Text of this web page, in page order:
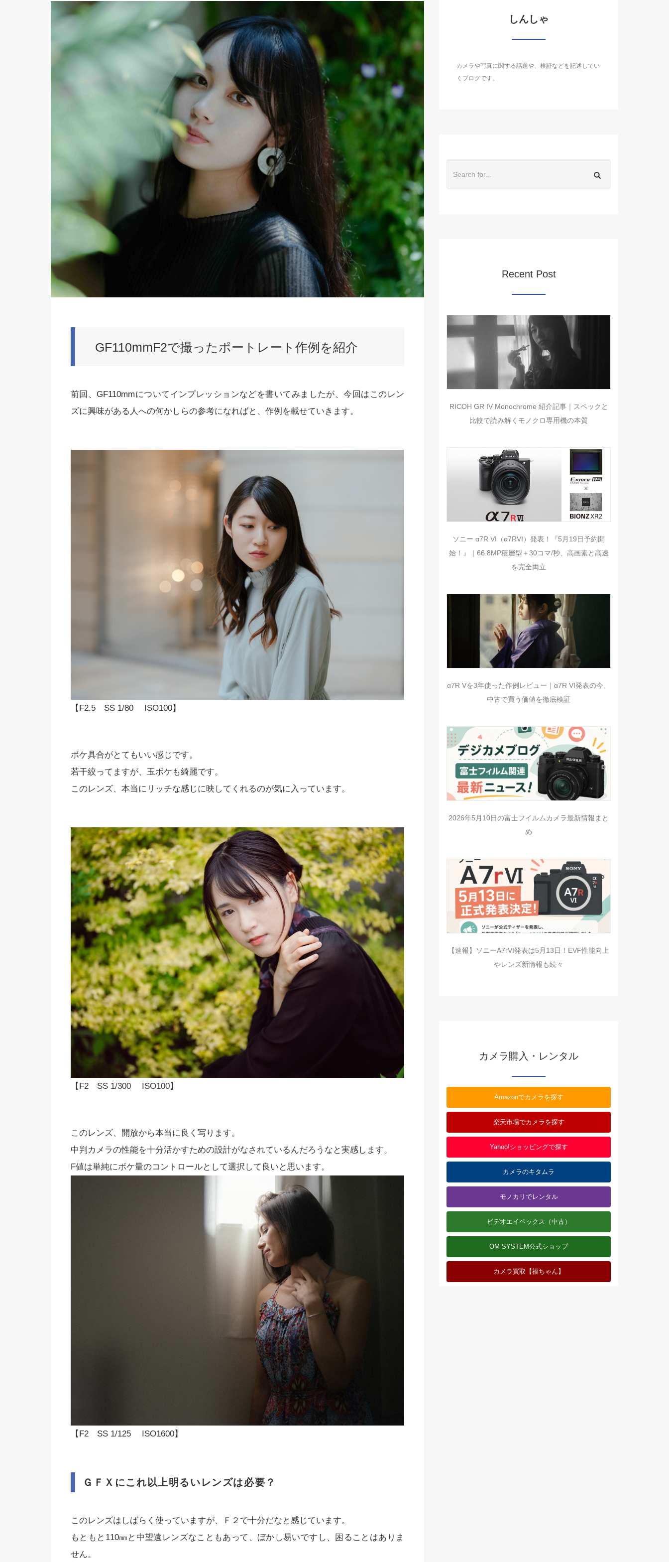
GF110mmF2で撮ったポートレート作例を紹介
前回、GF110mmについてインプレッションなどを書いてみましたが、今回はこのレン
ズに興味がある人への何かしらの参考になればと、作例を載せていきます。
【F2.5 SS 1/80 ISO100】
ボケ具合がとてもいい感じです。
若干絞ってますが、玉ボケも綺麗です。
このレンズ、本当にリッチな感じに映してくれるのが気に入っています。
【F2 SS 1/300 ISO100】
このレンズ、開放から本当に良く写ります。
中判カメラの性能を十分活かすための設計がなされているんだろうなと実感します。
F値は単純にボケ量のコントロールとして選択して良いと思います。
【F2 SS 1/125 ISO1600】
ＧＦＸにこれ以上明るいレンズは必要？
このレンズはしばらく使っていますが、Ｆ２で十分だなと感じています。
もともと110㎜と中望遠レンズなこともあって、ぼかし易いですし、困ることはありま
せん。
しんしゃ
カメラや写真に関する話題や、検証などを記述してい
くブログです。
Recent Post
RICOH GR IV Monochrome 紹介記事｜スペックと
比較で読み解くモノクロ専用機の本質
ソニー α7R VI（α7RVI）発表！『5月19日予約開
始！』｜66.8MP積層型＋30コマ/秒、高画素と高速
を完全両立
α7R Vを3年使った作例レビュー｜α7R VI発表の今、
中古で買う価値を徹底検証
2026年5月10日の富士フイルムカメラ最新情報まと
め
【速報】ソニーA7rVI発表は5月13日！EVF性能向上
やレンズ新情報も続々
カメラ購入・レンタル
Amazonでカメラを探す
楽天市場でカメラを探す
Yahoo!ショッピングで探す
カメラのキタムラ
モノカリでレンタル
ビデオエイペックス（中古）
OM SYSTEM公式ショップ
カメラ買取【福ちゃん】